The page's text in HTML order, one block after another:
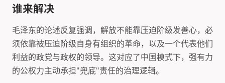
谁来解决
毛泽东的论述反复强调，解放不能靠压迫阶级发善心，必
须依靠被压迫阶级自身有组织的革命，以及一个代表他们
利益的政党与政权的领导。这对应了中国模式下，强有力
的公权力主动承担"兜底"责任的治理逻辑。